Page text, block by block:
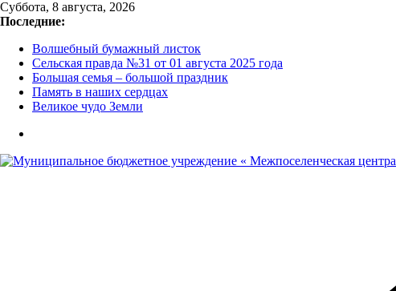
Перейти
к
Суббота, 8 августа, 2026
Последние:
Волшебный бумажный листок
Сельская правда №31 от 01 августа 2025 года
Большая семья – большой праздник
Память в наших сердцах
Великое чудо Земли